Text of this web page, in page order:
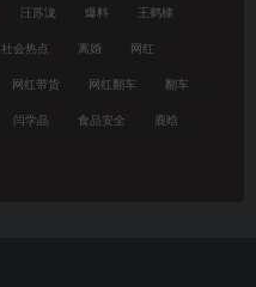
汪苏泷 爆料 王鹤棣
社会热点 离婚 网红
网红带货 网红翻车 翻车
闫学晶 食品安全 鹿晗